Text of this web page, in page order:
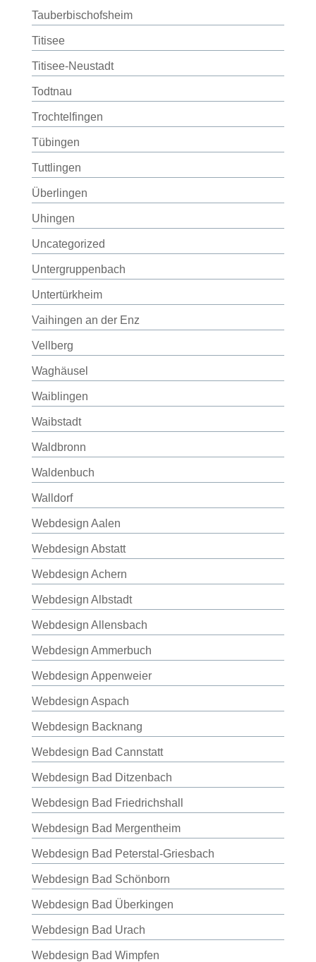
Tauberbischofsheim
Titisee
Titisee-Neustadt
Todtnau
Trochtelfingen
Tübingen
Tuttlingen
Überlingen
Uhingen
Uncategorized
Untergruppenbach
Untertürkheim
Vaihingen an der Enz
Vellberg
Waghäusel
Waiblingen
Waibstadt
Waldbronn
Waldenbuch
Walldorf
Webdesign Aalen
Webdesign Abstatt
Webdesign Achern
Webdesign Albstadt
Webdesign Allensbach
Webdesign Ammerbuch
Webdesign Appenweier
Webdesign Aspach
Webdesign Backnang
Webdesign Bad Cannstatt
Webdesign Bad Ditzenbach
Webdesign Bad Friedrichshall
Webdesign Bad Mergentheim
Webdesign Bad Peterstal-Griesbach
Webdesign Bad Schönborn
Webdesign Bad Überkingen
Webdesign Bad Urach
Webdesign Bad Wimpfen